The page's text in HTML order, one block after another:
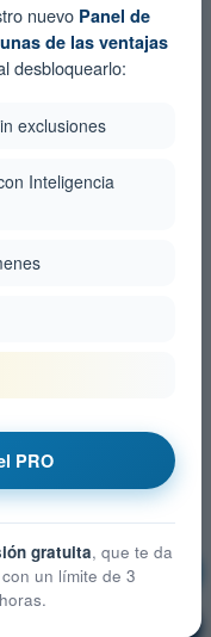
¡Entrenamiento!
nuevo Panel de
de las ventajas
desbloquearlo:
exclusiones
Inteligencia
PRO
gratuita, que te da
con un límite de 3